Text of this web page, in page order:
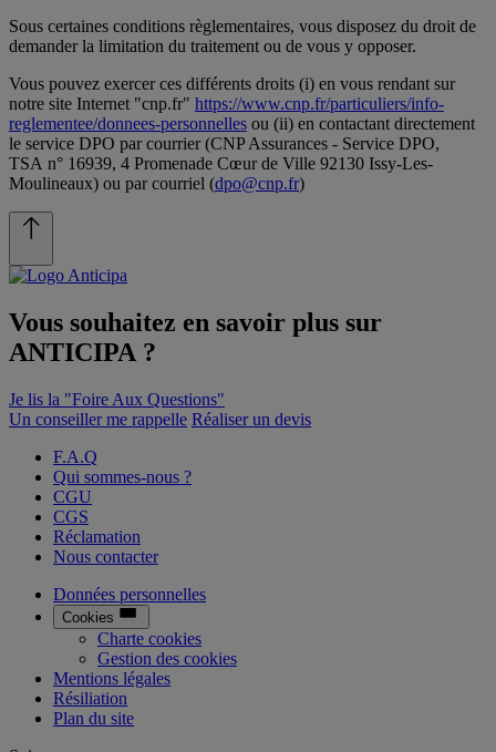
Sous certaines conditions règlementaires, vous disposez du droit de
demander la limitation du traitement ou de vous y opposer.
Vous pouvez exercer ces différents droits (i) en vous rendant sur
notre site Internet "cnp.fr" https://www.cnp.fr/particuliers/info-
reglementee/donnees-personnelles ou (ii) en contactant directement
le service DPO par courrier (CNP Assurances - Service DPO,
TSA n° 16939, 4 Promenade Cœur de Ville 92130 Issy-Les-
Moulineaux) ou par courriel (dpo@cnp.fr)
Vous souhaitez en savoir plus sur
ANTICIPA ?
Je lis la "Foire Aux Questions"
Un conseiller me rappelle Réaliser un devis
F.A.Q
Qui sommes-nous ?
CGU
CGS
Réclamation
Nous contacter
Données personnelles
Cookies
Charte cookies
Gestion des cookies
Mentions légales
Résiliation
Plan du site